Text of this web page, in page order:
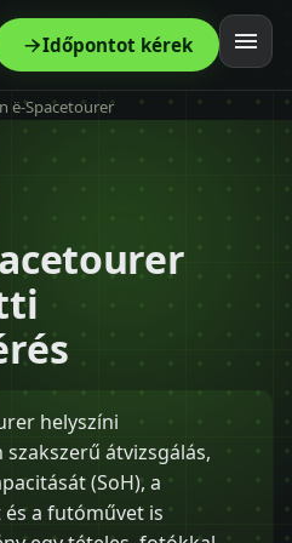
Időpontot kérek
ë-Spacetourer
helyszíni
átvizsgálás,
(SoH), a
a futóművet is